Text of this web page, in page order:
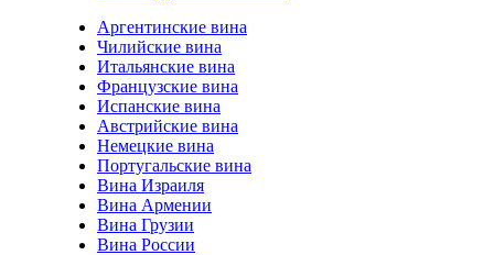
Аргентинские вина
Чилийские вина
Итальянские вина
Французские вина
Испанские вина
Австрийские вина
Немецкие вина
Португальские вина
Вина Израиля
Вина Армении
Вина Грузии
Вина России